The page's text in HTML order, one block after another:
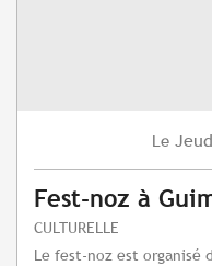
Le
Fest-noz à
CULTURELLE
Le fest-noz est organisé